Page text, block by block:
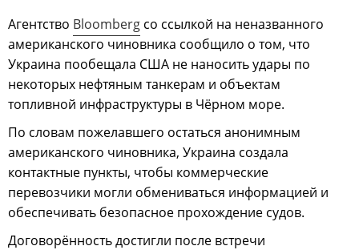
Агентство Bloomberg со ссылкой на неназванного
американского чиновника сообщило о том, что
Украина пообещала США не наносить удары по
некоторых нефтяным танкерам и объектам
топливной инфраструктуры в Чёрном море.
По словам пожелавшего остаться анонимным
американского чиновника, Украина создала
контактные пункты, чтобы коммерческие
перевозчики могли обмениваться информацией и
обеспечивать безопасное прохождение судов.
Договорённость достигли после встречи